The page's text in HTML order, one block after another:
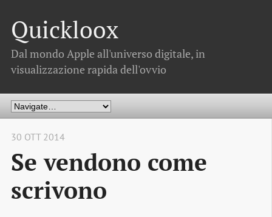
Quickloox
Dal mondo Apple all'universo digitale, in
visualizzazione rapida dell'ovvio
30 OTT 2014
Se vendono come
scrivono